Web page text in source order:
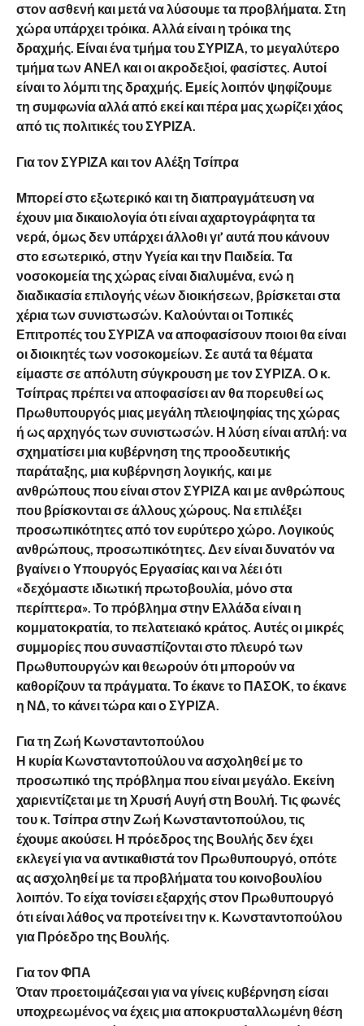
στον ασθενή και μετά να λύσουμε τα προβλήματα. Στη
χώρα υπάρχει τρόικα. Αλλά είναι η τρόικα της
δραχμής. Είναι ένα τμήμα του ΣΥΡΙΖΑ, το μεγαλύτερο
τμήμα των ΑΝΕΛ και οι ακροδεξιοί, φασίστες. Αυτοί
είναι το λόμπι της δραχμής. Εμείς λοιπόν ψηφίζουμε
τη συμφωνία αλλά από εκεί και πέρα μας χωρίζει χάος
από τις πολιτικές του ΣΥΡΙΖΑ.
Για τον ΣΥΡΙΖΑ και τον Αλέξη Τσίπρα
Μπορεί στο εξωτερικό και τη διαπραγμάτευση να
έχουν μια δικαιολογία ότι είναι αχαρτογράφητα τα
νερά, όμως δεν υπάρχει άλλοθι γι’ αυτά που κάνουν
στο εσωτερικό, στην Υγεία και την Παιδεία. Τα
νοσοκομεία της χώρας είναι διαλυμένα, ενώ η
διαδικασία επιλογής νέων διοικήσεων, βρίσκεται στα
χέρια των συνιστωσών. Καλούνται οι Τοπικές
Επιτροπές του ΣΥΡΙΖΑ να αποφασίσουν ποιοι θα είναι
οι διοικητές των νοσοκομείων. Σε αυτά τα θέματα
είμαστε σε απόλυτη σύγκρουση με τον ΣΥΡΙΖΑ. Ο κ.
Τσίπρας πρέπει να αποφασίσει αν θα πορευθεί ως
Πρωθυπουργός μιας μεγάλη πλειοψηφίας της χώρας
ή ως αρχηγός των συνιστωσών. Η λύση είναι απλή: να
σχηματίσει μια κυβέρνηση της προοδευτικής
παράταξης, μια κυβέρνηση λογικής, και με
ανθρώπους που είναι στον ΣΥΡΙΖΑ και με ανθρώπους
που βρίσκονται σε άλλους χώρους. Να επιλέξει
προσωπικότητες από τον ευρύτερο χώρο. Λογικούς
ανθρώπους, προσωπικότητες. Δεν είναι δυνατόν να
βγαίνει ο Υπουργός Εργασίας και να λέει ότι
«δεχόμαστε ιδιωτική πρωτοβουλία, μόνο στα
περίπτερα». Το πρόβλημα στην Ελλάδα είναι η
κομματοκρατία, το πελατειακό κράτος. Αυτές οι μικρές
συμμορίες που συνασπίζονται στο πλευρό των
Πρωθυπουργών και θεωρούν ότι μπορούν να
καθορίζουν τα πράγματα. Το έκανε το ΠΑΣΟΚ, το έκανε
η ΝΔ, το κάνει τώρα και ο ΣΥΡΙΖΑ.
Για τη Ζωή Κωνσταντοπούλου
Η κυρία Κωνσταντοπούλου να ασχοληθεί με το
προσωπικό της πρόβλημα που είναι μεγάλο. Εκείνη
χαριεντίζεται με τη Χρυσή Αυγή στη Βουλή. Τις φωνές
του κ. Τσίπρα στην Ζωή Κωνσταντοπούλου, τις
έχουμε ακούσει. Η πρόεδρος της Βουλής δεν έχει
εκλεγεί για να αντικαθιστά τον Πρωθυπουργό, οπότε
ας ασχοληθεί με τα προβλήματα του κοινοβουλίου
λοιπόν. Το είχα τονίσει εξαρχής στον Πρωθυπουργό
ότι είναι λάθος να προτείνει την κ. Κωνσταντοπούλου
για Πρόεδρο της Βουλής.
Για τον ΦΠΑ
Όταν προετοιμάζεσαι για να γίνεις κυβέρνηση είσαι
υποχρεωμένος να έχεις μια αποκρυσταλλωμένη θέση